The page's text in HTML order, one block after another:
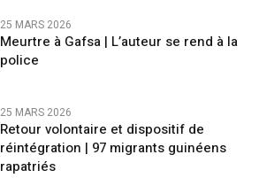
25 MARS 2026
Meurtre à Gafsa | L’auteur se rend à la
police
25 MARS 2026
Retour volontaire et dispositif de
réintégration | 97 migrants guinéens
rapatriés